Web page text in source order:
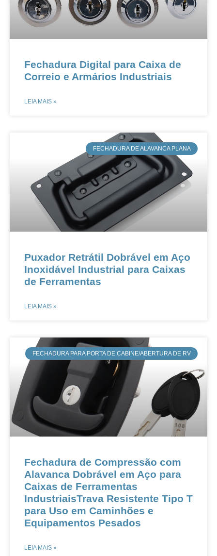
​​Fechadura Digital para Caixa de
Correio e Armários Industriais​​
LEIA MAIS »
​FECHADURA DE ALAVANCA PLANA
​​​​Puxador Retrátil Dobrável em Aço
Inoxidável Industrial para Caixas
de Ferramentas
LEIA MAIS »
​​FECHADURA PARA PORTA DE CABINE/ABERTURA DE RV
Fechadura de Compressão com
Alavanca Dobrável em Aço para
Caixas de Ferramentas
IndustriaisTrava Resistente Tipo T
para Uso em Caminhões e
Equipamentos Pesados
LEIA MAIS »